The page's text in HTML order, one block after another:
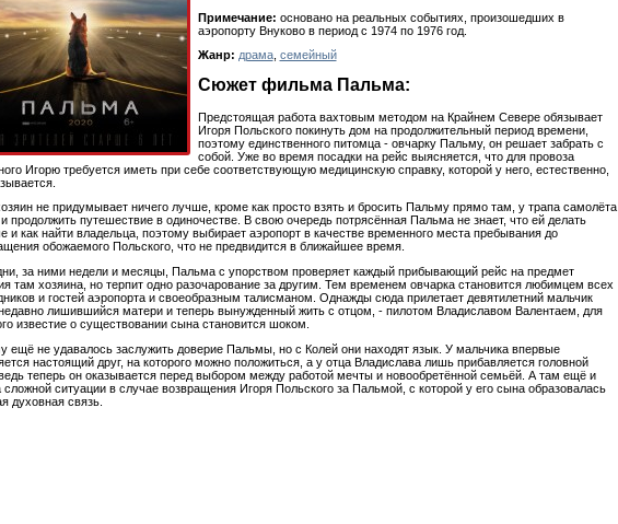
Примечание: основано на реальных событиях, произошедших в
аэропорту Внуково в период с 1974 по 1976 год.
Жанр: драма, семейный
Сюжет фильма Пальма:
Предстоящая работа вахтовым методом на Крайнем Севере обязывает
Игоря Польского покинуть дом на продолжительный период времени,
поэтому единственного питомца - овчарку Пальму, он решает забрать с
собой. Уже во время посадки на рейс выясняется, что для провоза
Игорю требуется иметь при себе соответствующую медицинскую справку, которой у него, естественно,
не придумывает ничего лучше, кроме как просто взять и бросить Пальму прямо там, у трапа самолёта
продолжить путешествие в одиночестве. В свою очередь потрясённая Пальма не знает, что ей делать
и как найти владельца, поэтому выбирает аэропорт в качестве временного места пребывания до
обожаемого Польского, что не предвидится в ближайшее время.
за ними недели и месяцы, Пальма с упорством проверяет каждый прибывающий рейс на предмет
там хозяина, но терпит одно разочарование за другим. Тем временем овчарка становится любимцем всех
и гостей аэропорта и своеобразным талисманом. Однажды сюда прилетает девятилетний мальчик
лишившийся матери и теперь вынужденный жить с отцом, - пилотом Владиславом Валентаем, для
известие о существовании сына становится шоком.
ещё не удавалось заслужить доверие Пальмы, но с Колей они находят язык. У мальчика впервые
настоящий друг, на которого можно положиться, а у отца Владислава лишь прибавляется головной
теперь он оказывается перед выбором между работой мечты и новообретённой семьёй. А там ещё и
сложной ситуации в случае возвращения Игоря Польского за Пальмой, с которой у его сына образовалась
духовная связь.